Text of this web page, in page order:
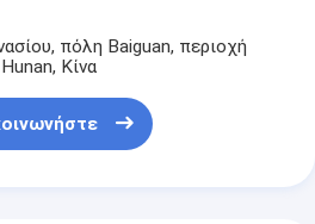
πόλη Baiguan, περιοχή
Κίνα